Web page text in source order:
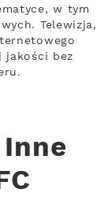
w tym
Telewizja,
jakości bez